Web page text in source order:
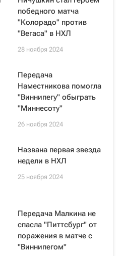
победного матча
"Колорадо" против
"Вегаса" в НХЛ
28 ноября 2024
Передача
Наместникова помогла
"Виннипегу" обыграть
"Миннесоту"
26 ноября 2024
Названа первая звезда
недели в НХЛ
25 ноября 2024
Передача Малкина не
спасла "Питтсбург" от
поражения в матче с
"Виннипегом"